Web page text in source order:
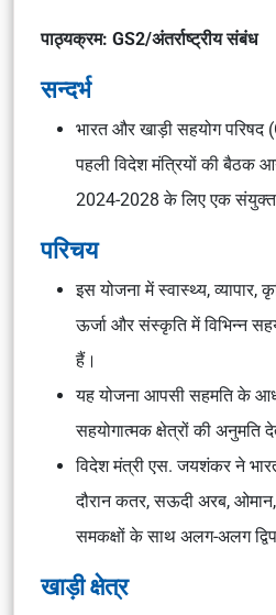
पाठ्यक्रम: GS2/अंतर्राष्ट्रीय संबंध
सन्दर्भ
भारत और खाड़ी सहयोग परिषद
पहली विदेश मंत्रियों की बैठक
2024-2028 के लिए एक संयुक्त
परिचय
इस योजना में स्वास्थ्य, व्यापार,
ऊर्जा और संस्कृति में विभिन्न
हैं।
यह योजना आपसी सहमति के
सहयोगात्मक क्षेत्रों की अनुमति
विदेश मंत्री एस. जयशंकर ने
दौरान कतर, सऊदी अरब,
समकक्षों के साथ अलग-अलग
खाड़ी क्षेत्र